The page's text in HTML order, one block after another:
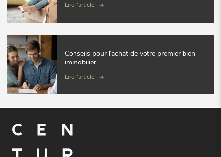
Lire l'article
Conseils pour l’achat de votre premier bien
immobilier
Lire l'article